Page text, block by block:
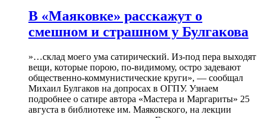
В «Маяковке» расскажут о
смешном и страшном у Булгакова
»…склад моего ума сатирический. Из-под пера выходят
вещи, которые порою, по-видимому, остро задевают
общественно-коммунистические круги», — сообщал
Михаил Булгаков на допросах в ОГПУ. Узнаем
подробнее о сатире автора «Мастера и Маргариты» 25
августа в библиотеке им. Маяковского, на лекции